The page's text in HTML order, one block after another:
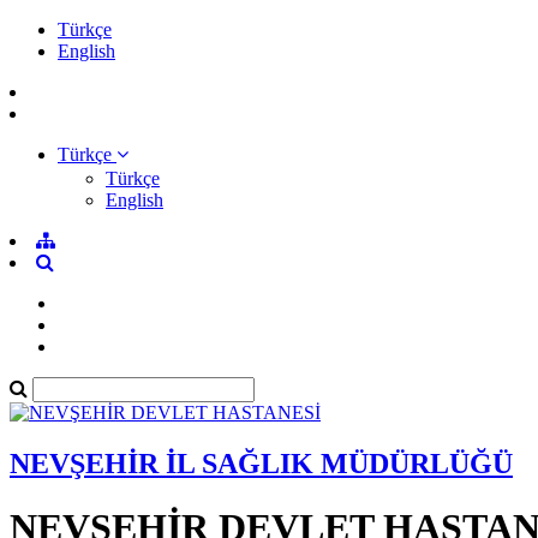
Türkçe
English
Türkçe
Türkçe
English
NEVŞEHİR İL SAĞLIK MÜDÜRLÜĞÜ
NEVŞEHİR DEVLET